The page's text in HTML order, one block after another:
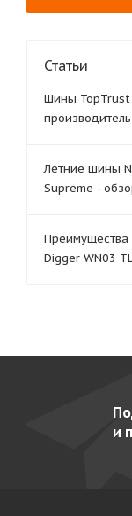
Статьи
Шины TopTrust
производитель
Летние шины
Supreme -
Digger WN03
и